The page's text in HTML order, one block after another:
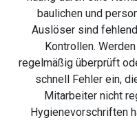
baulichen und
Auslöser sind
Kontrollen.
regelmäßig überprüft
schnell Fehler ein,
Mitarbeiter nicht
Hygienevorschriften